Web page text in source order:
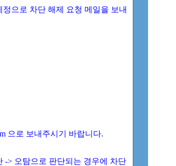
으로 차단 해제 요청 메일을 보내
으로 보내주시기 바랍니다.
-> 오탐으로 판단되는 경우에 차단